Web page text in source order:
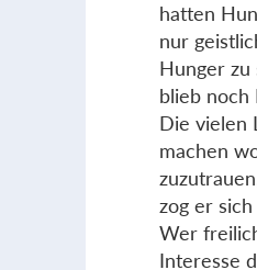
hatten
nur
Hunger zu
blieb noch
Die vielen
machen
zog er
Wer
Interesse